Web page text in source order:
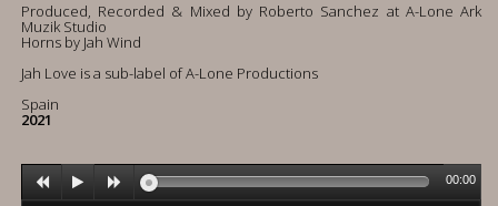
Produced, Recorded & Mixed by Roberto Sanchez at A-Lone Ark
Muzik Studio
Horns by Jah Wind
Jah Love is a sub-label of A-Lone Productions
Spain
2021
00:00